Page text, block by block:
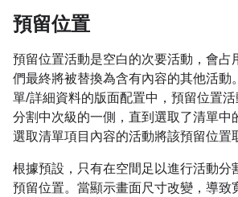
預留位置
預留位置活動是空白的次要活動，會占
們最終將被替換為含有內容的其他活動
單/詳細資料的版面配置中，預留位置
分割中次級的一側，直到選取了清單中
選取清單項目內容的活動將該預留位置
根據預設，只有在空間足以進行活動分
預留位置。當顯示畫面尺寸改變，導致